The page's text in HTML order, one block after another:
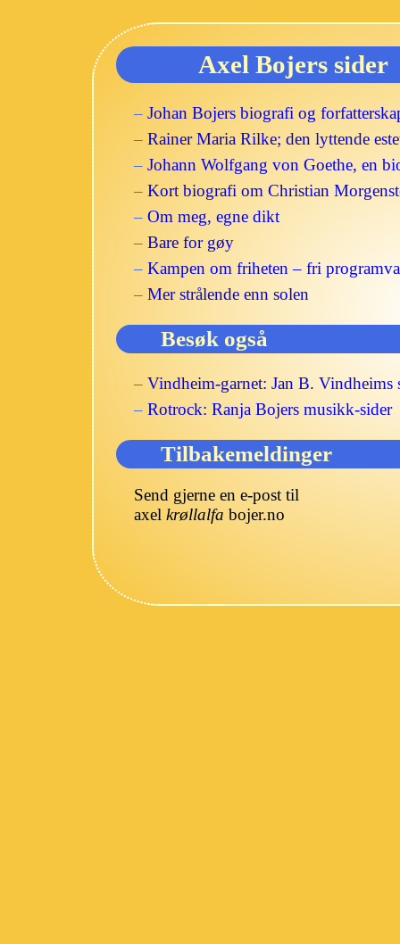
Axel Bojers sider
– Johan Bojers biografi og
– Rainer Maria Rilke; den lyttende
– Johann Wolfgang von Goethe, en
– Kort biografi om Christian
– Om meg, egne dikt
– Bare for gøy
– Kampen om friheten – fri
– Mer strålende enn solen
Besøk også
– Vindheim-garnet: Jan B. Vindheims
– Rotrock: Ranja Bojers musikk-sider
Tilbakemeldinger
Send gjerne en e-post til
axel krøllalfa bojer.no